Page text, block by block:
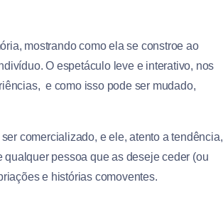
mostrando como ela se constroe ao
O espetáculo leve e interativo, nos
e como isso pode ser mudado,
comercializado, e ele, atento a tendência,
pessoa que as deseje ceder (ou
e histórias comoventes.